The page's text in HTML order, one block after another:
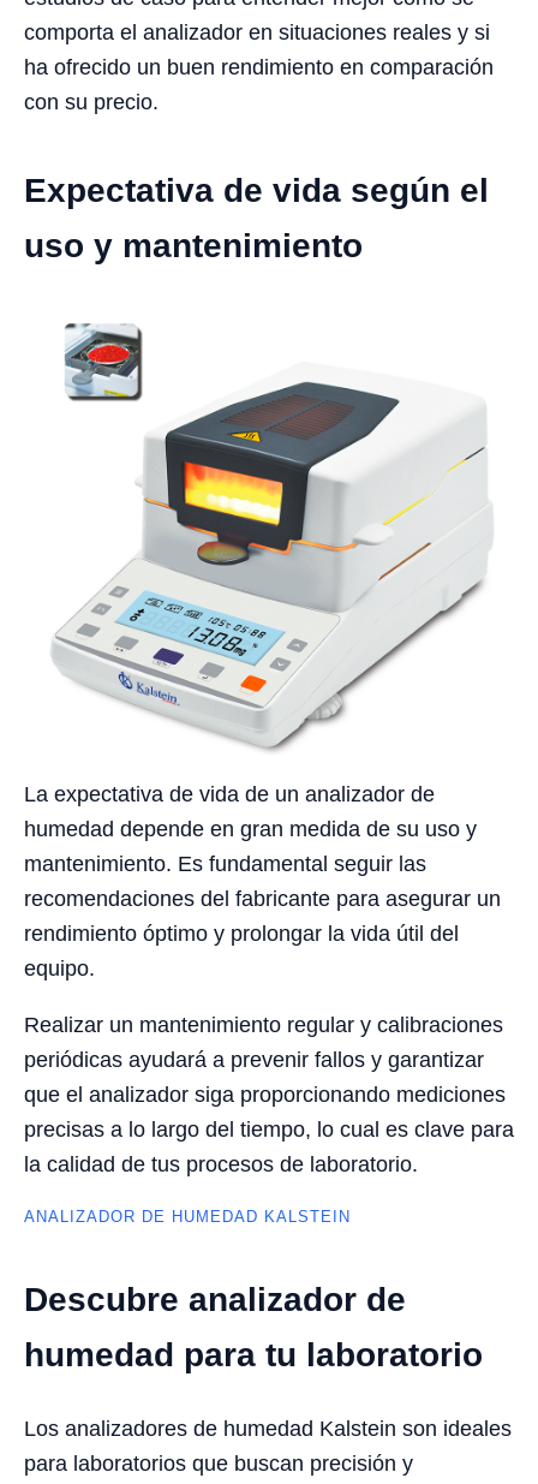
comporta el analizador en situaciones reales y si
ha ofrecido un buen rendimiento en comparación
con su precio.
Expectativa de vida según el
uso y mantenimiento
La expectativa de vida de un analizador de
humedad depende en gran medida de su uso y
mantenimiento. Es fundamental seguir las
recomendaciones del fabricante para asegurar un
rendimiento óptimo y prolongar la vida útil del
equipo.
Realizar un mantenimiento regular y calibraciones
periódicas ayudará a prevenir fallos y garantizar
que el analizador siga proporcionando mediciones
precisas a lo largo del tiempo, lo cual es clave para
la calidad de tus procesos de laboratorio.
ANALIZADOR DE HUMEDAD KALSTEIN
Descubre analizador de
humedad para tu laboratorio
Los analizadores de humedad Kalstein son ideales
para laboratorios que buscan precisión y